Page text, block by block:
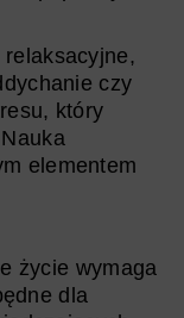
relaksacyjne,
czy
który
elementem
życie wymaga
dla